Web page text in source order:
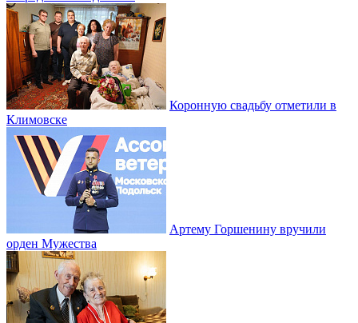
Коронную свадьбу отметили в
Климовске
Артему Горшенину вручили
орден Мужества